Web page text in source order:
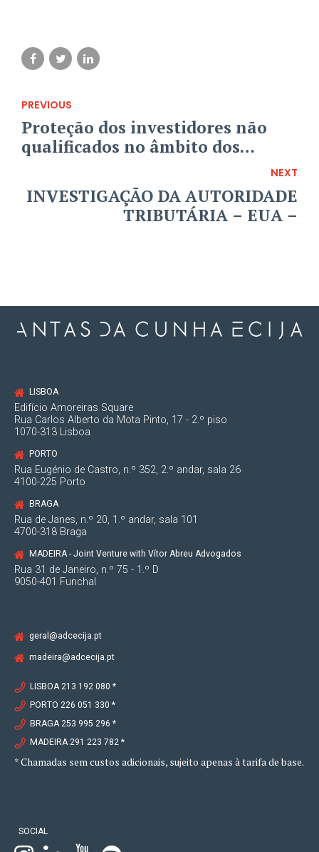
PREVIOUS
Proteção dos investidores não
qualificados no âmbito dos
NEXT
INVESTIGAÇÃO DA AUTORIDADE
TRIBUTÁRIA – EUA –
LISBOA
Edifício Amoreiras Square
Rua Carlos Alberto da Mota Pinto, 17 - 2.º piso
1070-313 Lisboa
PORTO
Rua Eugénio de Castro, n.º 352, 2.º andar, sala 26
4100-225 Porto
BRAGA
Rua de Janes, n.º 20, 1.º andar, sala 101
4700-318 Braga
MADEIRA - Joint Venture with Vítor Abreu Advogados
Rua 31 de Janeiro, n.º 75 - 1.º D
9050-401 Funchal
geral@adcecija.pt
madeira@adcecija.pt
LISBOA 213 192 080 *
PORTO 226 051 330 *
BRAGA 253 995 296 *
MADEIRA 291 223 782 *
* Chamadas sem custos adicionais, sujeito apenas à tarifa de base.
SOCIAL